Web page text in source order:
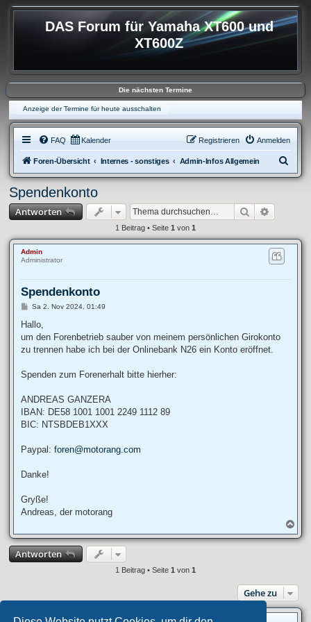
DAS Forum für Yamaha XT600 und
XT600Z
Die nächsten Termine
Anzeige der Termine für heute ausschalten
FAQ Kalender Anmelden
Registrieren
Foren-Übersicht Internes - sonstiges Admin-Infos Allgemein
u
Spendenkonto
Antworten Suche
1 Beitrag • Seite 1 von 1
Admin
Administrator
Spendenkonto
B
i
r
a
Sa 2. Nov 2024, 01:49
Hallo,
um den Forenbetrieb sauber von meinem persönlichen Girokonto
zu trennen habe ich bei der Onlinebank N26 ein Konto eröffnet.
Spenden zum Forenerhalt bitte hierher:
ANDREAS GANZERA
IBAN: DE58 1001 1001 2249 1112 89
BIC: NTSBDEB1XXX
Paypal: foren@motorang.com
Danke!
Gryße!
Andreas, der motorang
a
c
Antworten
1 Beitrag • Seite 1 von 1
Gehe zu